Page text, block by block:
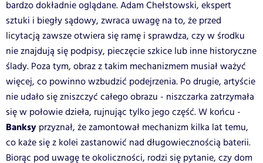
bardzo dokładnie oglądane. Adam Chełstowski, ekspert
sztuki i biegły sądowy, zwraca uwagę na to, że przed
licytacją zawsze otwiera się ramę i sprawdza, czy w środku
nie znajdują się podpisy, pieczęcie szkice lub inne historyczne
ślady. Poza tym, obraz z takim mechanizmem musiał ważyć
więcej, co powinno wzbudzić podejrzenia. Po drugie, artyście
nie udało się zniszczyć całego obrazu - niszczarka zatrzymała
się w połowie dzieła, rujnując tylko jego część. W końcu -
Banksy przyznał, że zamontował mechanizm kilka lat temu,
co każe się z kolei zastanowić nad długowiecznością baterii.
Biorąc pod uwagę te okoliczności, rodzi się pytanie, czy dom